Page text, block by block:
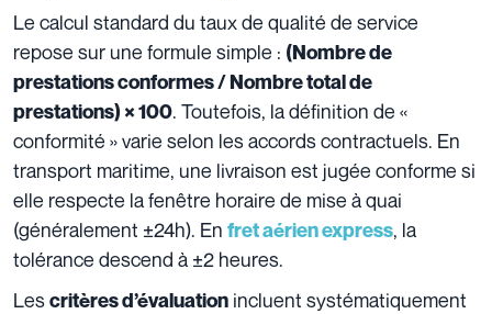
Le calcul standard du taux de qualité de service
repose sur une formule simple : (Nombre de
prestations conformes / Nombre total de
prestations) × 100. Toutefois, la définition de «
conformité » varie selon les accords contractuels. En
transport maritime, une livraison est jugée conforme si
elle respecte la fenêtre horaire de mise à quai
(généralement ±24h). En fret aérien express, la
tolérance descend à ±2 heures.
Lescritères d’évaluation incluent systématiquement